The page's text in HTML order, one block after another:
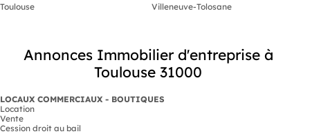
Toulouse
Villeneuve-Tolosane
Annonces Immobilier d'entreprise à
Toulouse 31000
LOCAUX COMMERCIAUX - BOUTIQUES
Location
Vente
Cession droit au bail